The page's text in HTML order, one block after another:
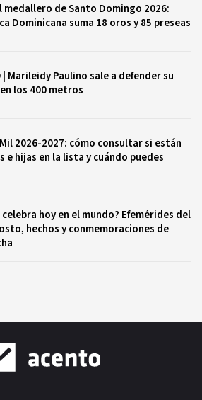
medallero de Santo Domingo 2026:
Dominicana suma 18 oros y 85 preseas
| Marileidy Paulino sale a defender su
los 400 metros
2026-2027: cómo consultar si están
e hijas en la lista y cuándo puedes
celebra hoy en el mundo? Efemérides del
hechos y conmemoraciones de